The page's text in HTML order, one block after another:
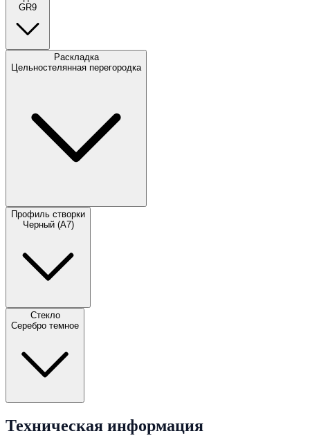
GR9
Раскладка
Цельностелянная перегородка
Профиль створки
Черный (A7)
Стекло
Серебро темное
Техническая информация